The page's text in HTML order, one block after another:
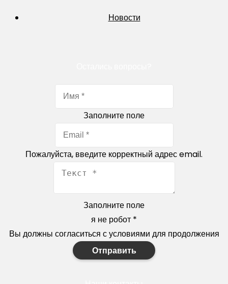
Новости
Заполните поле
Пожалуйста, введите корректный адрес email.
Заполните поле
я не робот *
Вы должны согласиться с условиями для продолжения
Отправить